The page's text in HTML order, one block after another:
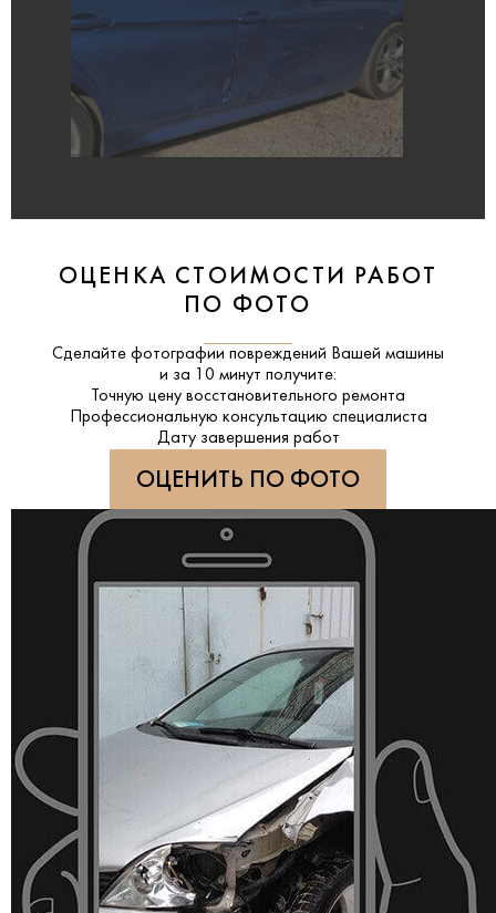
ОЦЕНКА СТОИМОСТИ РАБОТ
ПО ФОТО
Сделайте фотографии повреждений Вашей машины
и за 10 минут получите:
Точную цену восстановительного ремонта
Профессиональную консультацию специалиста
Дату завершения работ
ОЦЕНИТЬ ПО ФОТО